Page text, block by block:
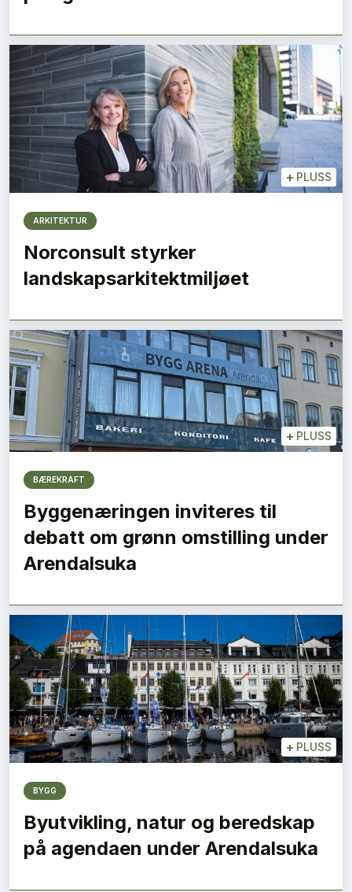
+ PLUSS
ARKITEKTUR
Norconsult styrker
landskapsarkitektmiljøet
+ PLUSS
BÆREKRAFT
Byggenæringen inviteres til
debatt om grønn omstilling under
Arendalsuka
+ PLUSS
BYGG
Byutvikling, natur og beredskap
på agendaen under Arendalsuka